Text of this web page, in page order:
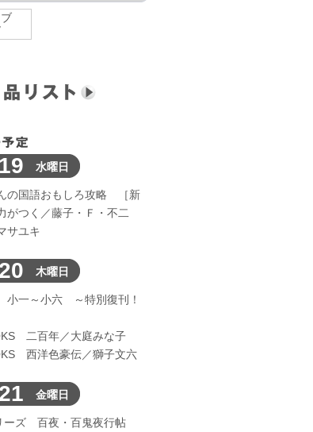
水曜日
の国語おもしろ攻略 ［新
がつく／藤子・Ｆ・不二
サユキ
木曜日
一～小六 ～特別復刊！
二百年／大庭みな子
西洋色豪伝／獅子文六
金曜日
ーズ 百夜・百鬼夜行帖